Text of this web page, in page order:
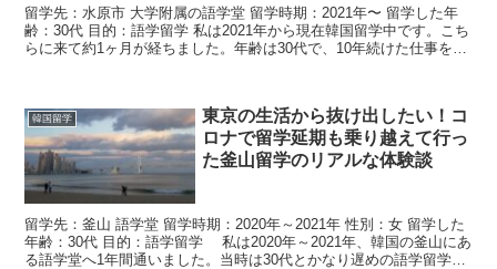
留学先：水原市 大学附属の語学堂 留学時期：2021年〜 留学した年
齢：30代 目的：語学留学 私は2021年から現在韓国留学中です。こち
らに来て約1ヶ月が経ちました。年齢は30代で、10年続けた仕事を辞
韓国留学
東京の生活から抜け出したい！コ
ロナで留学延期も乗り越えて行っ
た釜山留学のリアルな体験談
留学先：釜山 語学堂 留学時期：2020年～2021年 性別：女 留学した
年齢：30代 目的：語学留学 私は2020年～2021年、韓国の釜山にあ
る語学堂へ1年間通いました。当時は30代とかなり遅めの語学留学で